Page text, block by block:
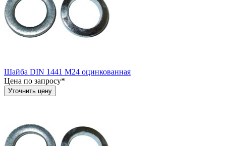
Шайба DIN 1441 М24 оцинкованная
Цена по запросу*
Уточнить цену